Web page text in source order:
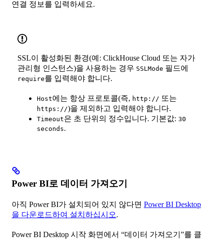
연결 정보를 입력하세요.
SSL이 활성화된 환경(예: ClickHouse Cloud 또는 자가
관리형 인스턴스)을 사용하는 경우 SSLMode 필드에
require를 입력해야 합니다.
Host에는 항상 프로토콜(즉, http:// 또는
https://)을 제외하고 입력해야 합니다.
Timeout은 초 단위의 정수입니다. 기본값: 30
seconds.
Power BI로 데이터 가져오기
아직 Power BI가 설치되어 있지 않다면 Power BI Desktop
을 다운로드하여 설치하십시오.
Power BI Desktop 시작 화면에서 “데이터 가져오기”를 클